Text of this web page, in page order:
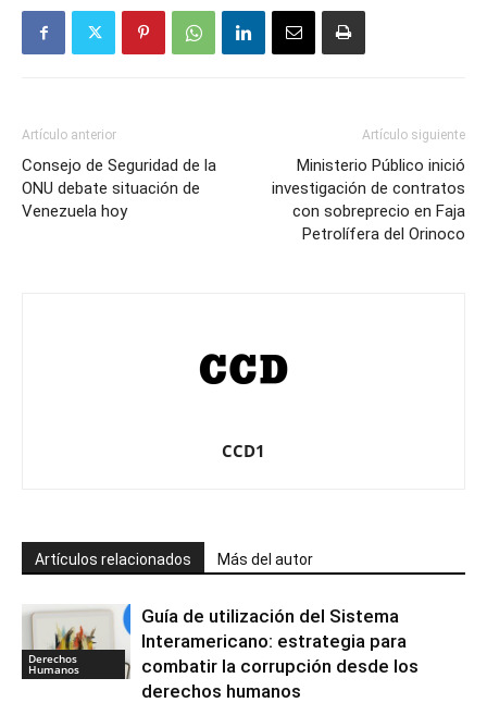
Artículo anterior
Consejo de Seguridad de la
ONU debate situación de
Venezuela hoy
Artículo siguiente
Ministerio Público inició
investigación de contratos
con sobreprecio en Faja
Petrolífera del Orinoco
CCD1
Artículos relacionados Más del autor
Derechos
Humanos
Guía de utilización del Sistema
Interamericano: estrategia para
combatir la corrupción desde los
derechos humanos